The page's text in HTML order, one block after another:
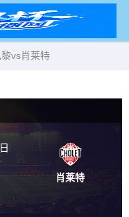
vs肖莱特
肖莱特